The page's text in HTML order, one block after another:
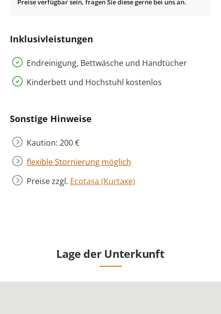
Inklusivleistungen
Endreinigung, Bettwäsche und Handtücher
Kinderbett und Hochstuhl kostenlos
Sonstige Hinweise
Kaution: 200 €
flexible Stornierung möglich
Preise zzgl. Ecotasa (Kurtaxe)
Lage der Unterkunft